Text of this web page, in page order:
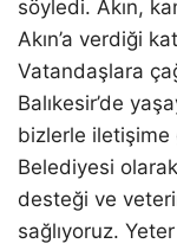
söyledi. Akın,
Akın’a verdiği
Vatandaşlara
Balıkesir’de
bizlerle iletişime
Belediyesi
desteği ve
sağlıyoruz.